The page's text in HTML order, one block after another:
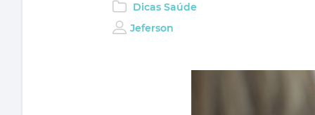
Dicas Saúde
Jeferson